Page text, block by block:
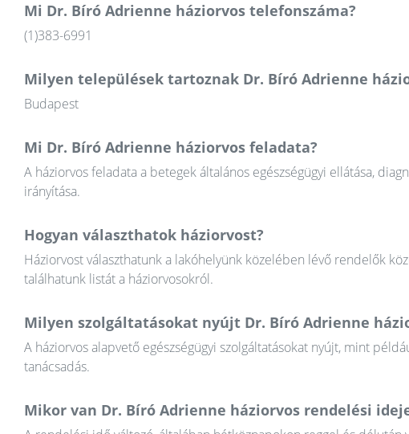
Mi Dr. Bíró Adrienne háziorvos telefonszáma?
(1)383-6991
Milyen települések tartoznak Dr. Bíró Adrienne
Budapest
Mi Dr. Bíró Adrienne háziorvos feladata?
A háziorvos feladata a betegek általános egészségügyi ellátása,
irányítása.
Hogyan választhatok háziorvost?
Háziorvost választhatunk a lakóhelyünk közelében lévő rendelők
találhatunk listát a háziorvosokról.
Milyen szolgáltatásokat nyújt Dr. Bíró Adrienne
A háziorvos alapvető egészségügyi szolgáltatásokat nyújt, mint
tanácsadás.
Mikor van Dr. Bíró Adrienne háziorvos rendelési